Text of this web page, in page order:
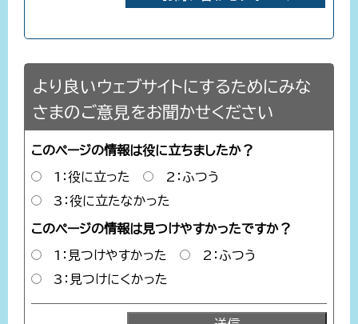
より良いウェブサイトにするためにみな
さまのご意見をお聞かせください
このページの情報は役に立ちましたか？
1：役に立った
2：ふつう
3：役に立たなかった
このページの情報は見つけやすかったですか？
1：見つけやすかった
2：ふつう
3：見つけにくかった